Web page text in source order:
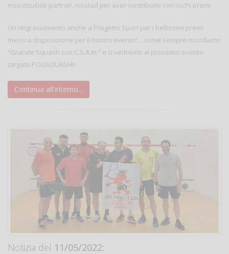
insostituibile partner, Isostad per aver contribuito con ricchi premi.
Un ringraziamento anche a Progetto Sport per i bellissimi premi
messi a disposizione per il nostro evento! …come sempre ricordiamo
“Grande Squash con C.S.A.In.” e ci vedremo al prossimo evento
targato POLISQUASH!!
Continua all'interno...
Notizia del 11/05/2022: